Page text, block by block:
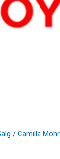
/Camilla Mohr